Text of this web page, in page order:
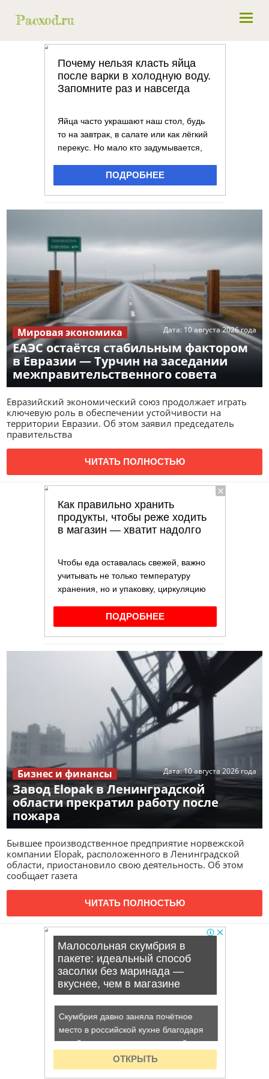
ЕАЭС остаётся стабильным фактором
в Евразии — Турчин на заседании
межправительственного совета
Дата: 10 августа 2026 года
Мировая экономика
Евразийский экономический союз продолжает играть
ключевую роль в обеспечении устойчивости на
территории Евразии. Об этом заявил председатель
правительства
ЧИТАТЬ ПОЛНОСТЬЮ
Завод Elopak в Ленинградской
области прекратил работу после
пожара
Дата:10 августа 2026 года
Бизнес и финансы
Бывшее производственное предприятие норвежской
компании Elopak, расположенного в Ленинградской
области, приостановило свою деятельность. Об этом
сообщает газета
ЧИТАТЬ ПОЛНОСТЬЮ